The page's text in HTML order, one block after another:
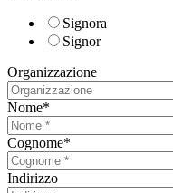
Signora
Signor
Organizzazione
Nome*
Cognome*
Indirizzo